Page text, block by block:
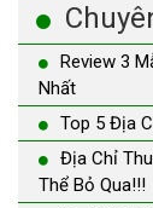
Review 3
Nhất
Top 5 Địa
Địa Chỉ
Thể Bỏ Qua!!!